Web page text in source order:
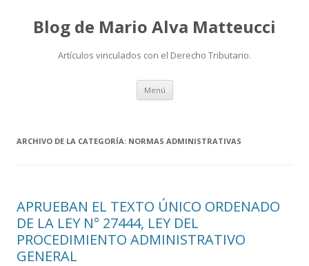
Blog de Mario Alva Matteucci
Artículos vinculados con el Derecho Tributario.
Menú Ir
contenido
ARCHIVO DE LA CATEGORÍA: NORMAS ADMINISTRATIVAS
APRUEBAN EL TEXTO ÚNICO ORDENADO
DE LA LEY N° 27444, LEY DEL
PROCEDIMIENTO ADMINISTRATIVO
GENERAL